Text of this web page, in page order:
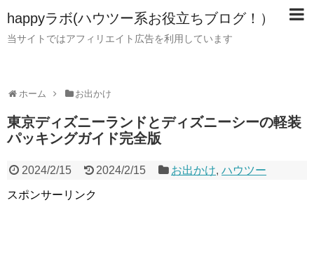
happyラボ(ハウツー系お役立ちブログ！）
当サイトではアフィリエイト広告を利用しています
ホーム お出かけ
東京ディズニーランドとディズニーシーの軽装
パッキングガイド完全版
2024/2/15 2024/2/15 お出かけ,ハウツー
スポンサーリンク